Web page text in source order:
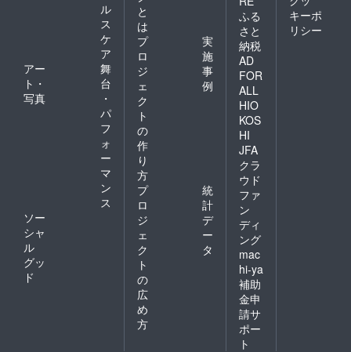
ル
ス
ケ
ア
アー
ト・
写真
舞
台
・
パ
フ
ォ
ー
マ
ン
ス
ソー
シャ
ル
グッ
ド
と
は
プ
ロ
ジ
ェ
ク
ト
の
作
り
方
実
施
事
例
プ
ロ
ジ
ェ
ク
ト
の
広
め
方
統
計
デ
ー
タ
ふる
さと
納税
AD
FOR
ALL
HIO
KOS
HI
JFA
クラ
ウド
ファ
ン
ディ
ング
mac
hi-ya
補助
金申
請サ
ポー
ト
キーポ
リシー